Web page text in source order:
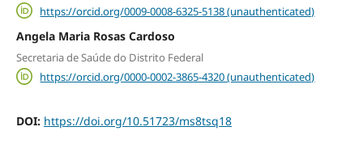
https://orcid.org/0009-0008-6325-5138 (unauthenticated)
Angela Maria Rosas Cardoso
Secretaria de Saúde do Distrito Federal
https://orcid.org/0000-0002-3865-4320 (unauthenticated)
DOI: https://doi.org/10.51723/ms8tsq18